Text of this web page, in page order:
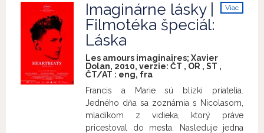
filmová hviezda, ktorá má v meste
nakrúcať nudnú reklamu na whiskey. Zo
svojho života sú obaja frustrovaní a
zoznámia v hotelovom bare. Ich
nečakané stretnutie rýchlo prerastie v
priateľstvo. Túlajú sa podnikmi Tokia a
zažívajú pritom neuveriteľné stretnutia s
jeho obyvateľmi. Spoločne napokon
objavujú novú vieru v samých seba a v
Viac
Imaginárne lásky |
Filmotéka špeciál:
Láska
Les amours imaginaires; Xavier
Dolan, 2010, verzie: ČT , OR , ST ,
ČT/AT : eng, fra
Francis a Marie sú blízki priatelia.
Jedného dňa sa zoznámia s Nicolasom,
mladíkom z vidieka, ktorý práve
pricestoval do mesta. Nasleduje jedna